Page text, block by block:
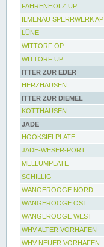
FAHRENHOLZ UP
ILMENAU SPERRWERK AP
LÜNE
WITTORF OP
WITTORF UP
ITTER ZUR EDER
HERZHAUSEN
ITTER ZUR DIEMEL
KOTTHAUSEN
JADE
HOOKSIELPLATE
JADE-WESER-PORT
MELLUMPLATE
SCHILLIG
WANGEROOGE NORD
WANGEROOGE OST
WANGEROOGE WEST
WHV ALTER VORHAFEN
WHV NEUER VORHAFEN